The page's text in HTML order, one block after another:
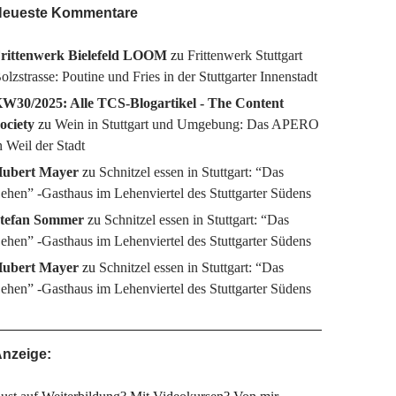
Kommentare
Bielefeld LOOMzu Frittenwerk Stuttgart
Poutine und Fries in der Stuttgarter Innenstadt
2025: Alle TCS-Blogartikel - The Content
zu Wein in Stuttgart und Umgebung: Das APERO
Weil der Stadt
Mayerzu Schnitzel essen in Stuttgart: “Das
-Gasthaus im Lehenviertel des Stuttgarter Südens
Sommerzu Schnitzel essen in Stuttgart: “Das
-Gasthaus im Lehenviertel des Stuttgarter Südens
Mayerzu Schnitzel essen in Stuttgart: “Das
-Gasthaus im Lehenviertel des Stuttgarter Südens